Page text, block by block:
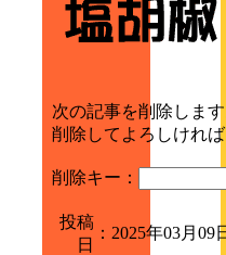
次の記事を削除します
削除してよろしけれ
削除キー：
投稿
日
： 2025年03月09